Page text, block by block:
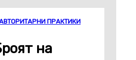
ПРАКТИКИ
на